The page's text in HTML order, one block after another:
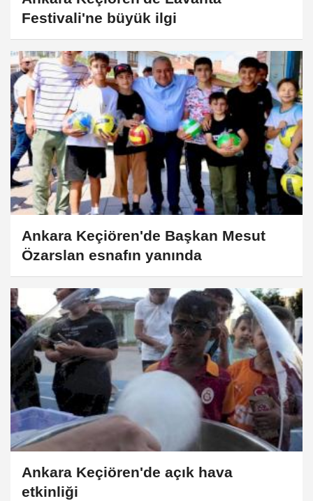
Festivali'ne büyük ilgi
Ankara Keçiören'de Başkan Mesut
Özarslan esnafın yanında
Ankara Keçiören'de açık hava
etkinliği